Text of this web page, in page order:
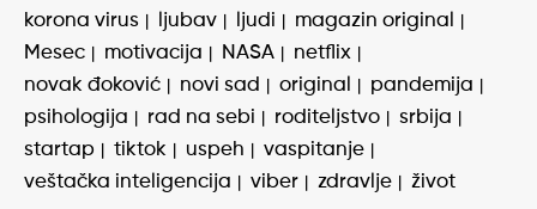
korona virus
ljubav ljudi
magazin original
Mesec
motivacija NASA
netflix
novak đoković
novi sad original
pandemija
psihologija
rad na sebi roditeljstvo
srbija
startap
tiktok uspeh
vaspitanje
veštačka inteligencija
viber zdravlje život